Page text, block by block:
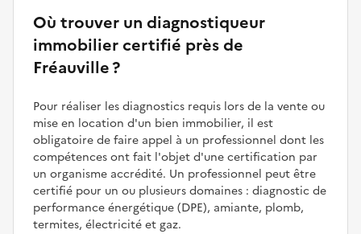
Où trouver un diagnostiqueur
immobilier certifié près de
Fréauville ?
Pour réaliser les diagnostics requis lors de la vente ou
mise en location d'un bien immobilier, il est
obligatoire de faire appel à un professionnel dont les
compétences ont fait l'objet d'une certification par
un organisme accrédité. Un professionnel peut être
certifié pour un ou plusieurs domaines : diagnostic de
performance énergétique (DPE), amiante, plomb,
termites, électricité et gaz.